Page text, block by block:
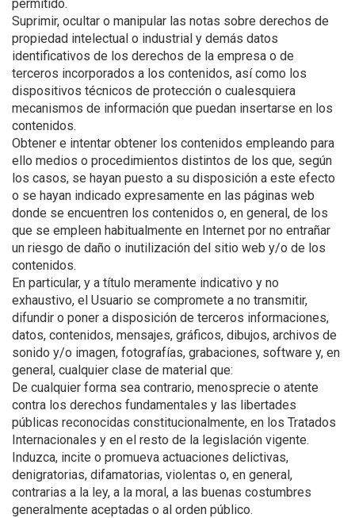
permitido.
Suprimir, ocultar o manipular las notas sobre derechos de
propiedad intelectual o industrial y demás datos
identificativos de los derechos de la empresa o de
terceros incorporados a los contenidos, así como los
dispositivos técnicos de protección o cualesquiera
mecanismos de información que puedan insertarse en los
contenidos.
Obtener e intentar obtener los contenidos empleando para
ello medios o procedimientos distintos de los que, según
los casos, se hayan puesto a su disposición a este efecto
o se hayan indicado expresamente en las páginas web
donde se encuentren los contenidos o, en general, de los
que se empleen habitualmente en Internet por no entrañar
un riesgo de daño o inutilización del sitio web y/o de los
contenidos.
En particular, y a título meramente indicativo y no
exhaustivo, el Usuario se compromete a no transmitir,
difundir o poner a disposición de terceros informaciones,
datos, contenidos, mensajes, gráficos, dibujos, archivos de
sonido y/o imagen, fotografías, grabaciones, software y, en
general, cualquier clase de material que:
De cualquier forma sea contrario, menosprecie o atente
contra los derechos fundamentales y las libertades
públicas reconocidas constitucionalmente, en los Tratados
Internacionales y en el resto de la legislación vigente.
Induzca, incite o promueva actuaciones delictivas,
denigratorias, difamatorias, violentas o, en general,
contrarias a la ley, a la moral, a las buenas costumbres
generalmente aceptadas o al orden público.